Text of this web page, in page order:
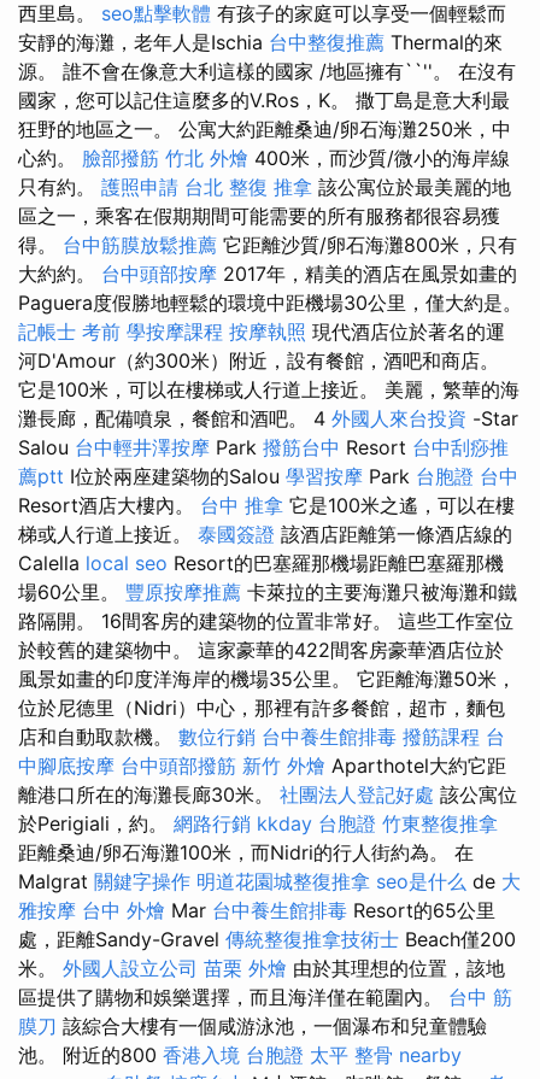
西里島。 seo點擊軟體 有孩子的家庭可以享受一個輕鬆而
安靜的海灘，老年人是Ischia 台中整復推薦 Thermal的來
源。 誰不會在像意大利這樣的國家 /地區擁有``''。 在沒有
國家，您可以記住這麼多的V.Ros，K。 撒丁島是意大利最
狂野的地區之一。 公寓大約距離桑迪/卵石海灘250米，中
心約。 臉部撥筋 竹北 外燴 400米，而沙質/微小的海岸線
只有約。 護照申請 台北 整復 推拿 該公寓位於最美麗的地
區之一，乘客在假期期間可能需要的所有服務都很容易獲
得。 台中筋膜放鬆推薦 它距離沙質/卵石海灘800米，只有
大約約。 台中頭部按摩 2017年，精美的酒店在風景如畫的
Paguera度假勝地輕鬆的環境中距機場30公里，僅大約是。
記帳士 考前 學按摩課程 按摩執照 現代酒店位於著名的運
河D'Amour（約300米）附近，設有餐館，酒吧和商店。
它是100米，可以在樓梯或人行道上接近。 美麗，繁華的海
灘長廊，配備噴泉，餐館和酒吧。 4 外國人來台投資 -Star
Salou 台中輕井澤按摩 Park 撥筋台中 Resort 台中刮痧推
薦ptt I位於兩座建築物的Salou 學習按摩 Park 台胞證 台中
Resort酒店大樓內。 台中 推拿 它是100米之遙，可以在樓
梯或人行道上接近。 泰國簽證 該酒店距離第一條酒店線的
Calella local seo Resort的巴塞羅那機場距離巴塞羅那機
場60公里。 豐原按摩推薦 卡萊拉的主要海灘只被海灘和鐵
路隔開。 16間客房的建築物的位置非常好。 這些工作室位
於較舊的建築物中。 這家豪華的422間客房豪華酒店位於
風景如畫的印度洋海岸的機場35公里。 它距離海灘50米，
位於尼德里（Nidri）中心，那裡有許多餐館，超市，麵包
店和自動取款機。 數位行銷 台中養生館排毒 撥筋課程 台
中腳底按摩 台中頭部撥筋 新竹 外燴 Aparthotel大約它距
離港口所在的海灘長廊30米。 社團法人登記好處 該公寓位
於Perigiali，約。 網路行銷 kkday 台胞證 竹東整復推拿
距離桑迪/卵石海灘100米，而Nidri的行人街約為。 在
Malgrat 關鍵字操作 明道花園城整復推拿 seo是什么 de 大
雅按摩 台中 外燴 Mar 台中養生館排毒 Resort的65公里
處，距離Sandy-Gravel 傳統整復推拿技術士 Beach僅200
米。 外國人設立公司 苗栗 外燴 由於其理想的位置，該地
區提供了購物和娛樂選擇，而且海洋僅在範圍內。 台中 筋
膜刀 該綜合大樓有一個咸游泳池，一個瀑布和兒童體驗
池。 附近的800 香港入境 台胞證 太平 整骨 nearby